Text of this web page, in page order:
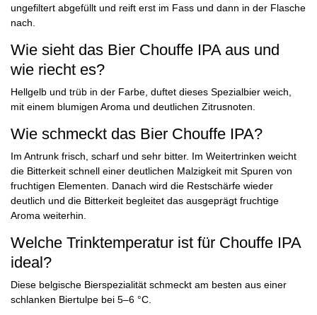
ungefiltert abgefüllt und reift erst im Fass und dann in der Flasche
nach.
Wie sieht das Bier Chouffe IPA aus und
wie riecht es?
Hellgelb und trüb in der Farbe, duftet dieses Spezialbier weich,
mit einem blumigen Aroma und deutlichen Zitrusnoten.
Wie schmeckt das Bier Chouffe IPA?
Im Antrunk frisch, scharf und sehr bitter. Im Weitertrinken weicht
die Bitterkeit schnell einer deutlichen Malzigkeit mit Spuren von
fruchtigen Elementen. Danach wird die Restschärfe wieder
deutlich und die Bitterkeit begleitet das ausgeprägt fruchtige
Aroma weiterhin.
Welche Trinktemperatur ist für Chouffe IPA
ideal?
Diese belgische Bierspezialität schmeckt am besten aus einer
schlanken Biertulpe bei 5–6 °C.